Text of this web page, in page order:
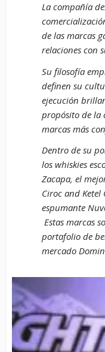
La compañía
de las marcas
relaciones con
Su filosofía
definen su
ejecución
propósito de la
marcas más
Dentro de su
los whiskies
Zacapa, el
Ciroc and
espumante
Estas marcas
portafolio de
mercado